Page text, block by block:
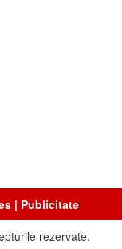
| Publicitate
rezervate.